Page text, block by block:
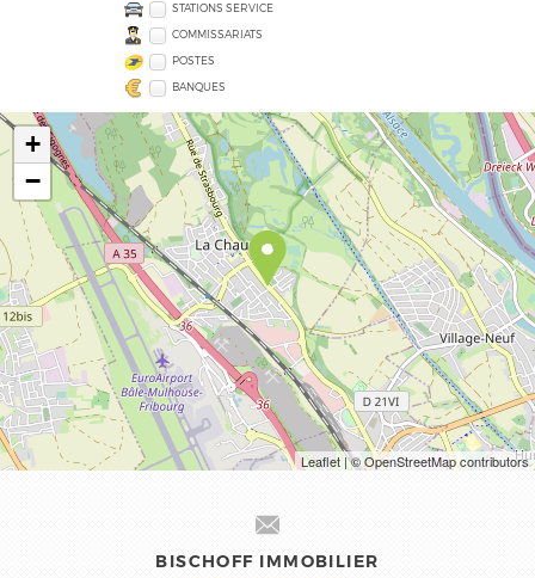
STATIONS SERVICE
COMMISSARIATS
POSTES
BANQUES
+
−
Leaflet | © OpenStreetMap contributors
BISCHOFF IMMOBILIER